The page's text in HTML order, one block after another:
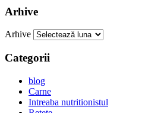
Arhive
Arhive
Categorii
blog
Carne
Intreaba nutritionistul